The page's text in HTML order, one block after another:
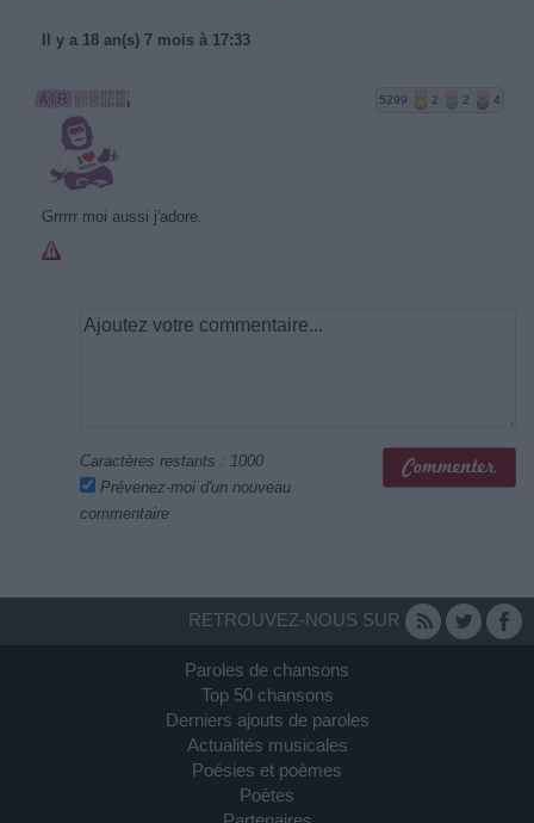
Il y a 18 an(s) 7 mois à 17:33
5299 2 2 4
Grrrrr moi aussi j'adore.
Caractères restants : 1000
Prévenez-moi d'un nouveau
commentaire
RETROUVEZ-NOUS SUR
Paroles de chansons
Top 50 chansons
Derniers ajouts de paroles
Actualités musicales
Poésies et poèmes
Poètes